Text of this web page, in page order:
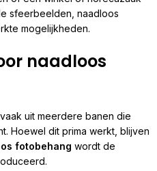
sfeerbeelden, naadloos
mogelijkheden.
naadloos
uit meerdere banen die
Hoewel dit prima werkt, blijven
fotobehang wordt de